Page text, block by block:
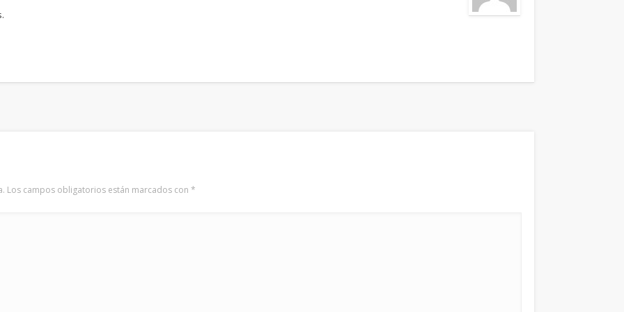
Los campos obligatorios están marcados con*